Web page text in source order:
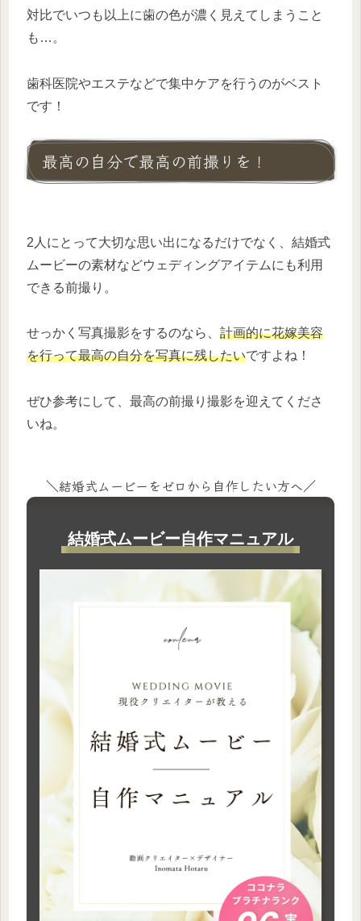
対比でいつも以上に歯の色が濃く見えてしまうこと
も…。
歯科医院やエステなどで集中ケアを行うのがベスト
です！
最高の自分で最高の前撮りを！
2人にとって大切な思い出になるだけでなく、結婚式
ムービーの素材などウェディングアイテムにも利用
できる前撮り。
せっかく写真撮影をするのなら、 計画的に花嫁美容
を行って最高の自分を写真に残したいですよね！
ぜひ参考にして、最高の前撮り撮影を迎えてくださ
いね。
＼結婚式ムービーをゼロから自作したい方へ／
結婚式ムービー自作マニュアル